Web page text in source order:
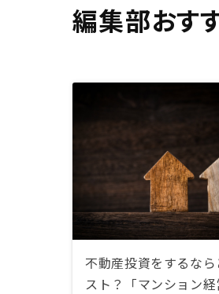
編集部おす
不動産投資をするな
スト？「マンション経